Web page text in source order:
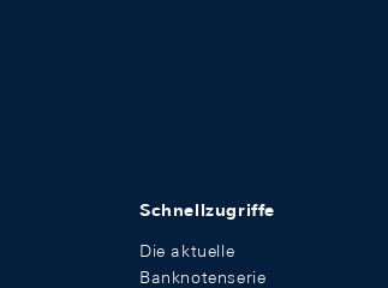
Schnellzugriffe
Die aktuelle
Banknotenserie